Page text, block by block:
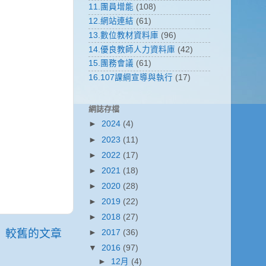
較舊的文章
11.團員增能 (108)
12.網站連結 (61)
13.數位教材資料庫 (96)
14.優良教師人力資料庫 (42)
15.團務會議 (61)
16.107課綱宣導與執行 (17)
網誌存檔
► 2024 (4)
► 2023 (11)
► 2022 (17)
► 2021 (18)
► 2020 (28)
► 2019 (22)
► 2018 (27)
► 2017 (36)
▼ 2016 (97)
► 12月 (4)